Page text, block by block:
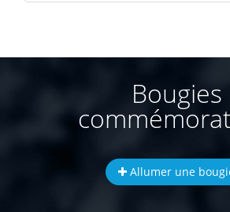
Bougies
Allumer une